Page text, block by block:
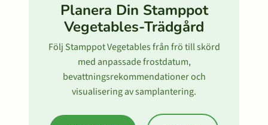
Planera Din Stamppot
Vegetables-Trädgård
Följ Stamppot Vegetables från frö till skörd
med anpassade frostdatum,
bevattningsrekommendationer och
visualisering av samplantering.